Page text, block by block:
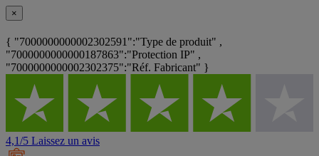
×
{ "7000000000002302591":"Type de produit" ,
"7000000000000187863":"Protection IP" ,
"7000000000002302375":"Réf. Fabricant" }
4,1/5 Laissez un avis